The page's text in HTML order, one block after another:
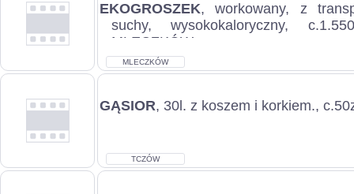
EKOGROSZEK, workowany, z
suchy, wysokokaloryczny,
MLECZKÓW...
MLECZKÓW
GĄSIOR, 30l. z koszem i korkiem.,
TCZÓW